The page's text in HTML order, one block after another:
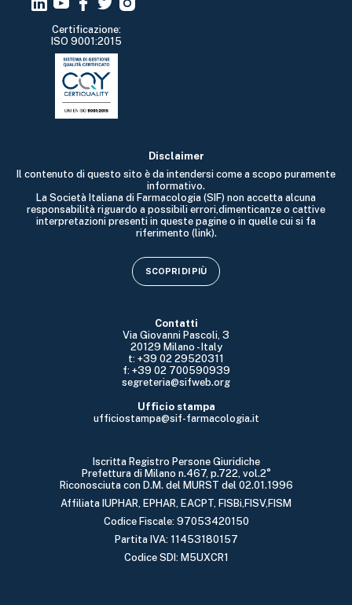
Certificazione:
ISO 9001:2015
Contatti
Via Giovanni Pascoli, 3
20129 Milano - Italy
t: +39 02 29520311
f: +39 02 700590939
segreteria@sifweb.org
Ufficio stampa
ufficiostampa@sif-farmacologia.it
Iscritta Registro Persone Giuridiche
Prefettura di Milano n.467, p.722, vol.2°
Riconosciuta con D.M. del MURST del 02.01.1996
Affiliata IUPHAR, EPHAR, EACPT, FISBi,FISV,FISM
Codice Fiscale: 97053420150
Partita IVA: 11453180157
Codice SDI: M5UXCR1
Disclaimer
Il contenuto di questo sito è da intendersi come a scopo puramente
informativo.
La Società Italiana di Farmacologia (SIF) non accetta alcuna
responsabilità riguardo a possibili errori,dimenticanze o cattive
interpretazioni presenti in queste pagine o in quelle cui si fa
riferimento (link).
SCOPRI DI PIÙ